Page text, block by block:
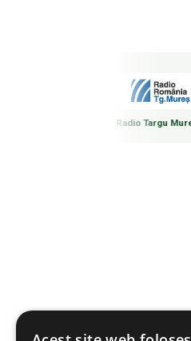
Radio Targu Mures